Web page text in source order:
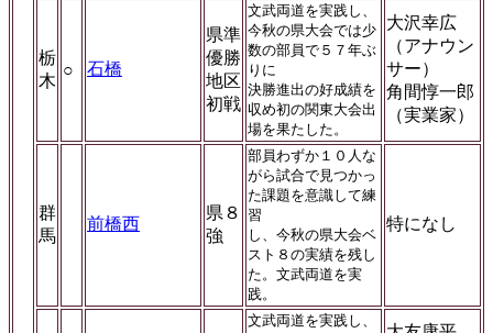
栃
木
○ 石橋
県準
優勝
地区
初戦
文武両道を実践し、
今秋の県大会では少
数の部員で５７年ぶ
りに
決勝進出の好成績を
収め初の関東大会出
場を果たした。
大沢幸広
（アナウン
サー）
角間惇一郎
（実業家）
群
馬
前橋西
県８
強
部員わずか１０人な
がら試合で見つかっ
た課題を意識して練
習
し、今秋の県大会ベ
スト８の実績を残し
た。文武両道を実
践。
特になし
文武両道を実践し、